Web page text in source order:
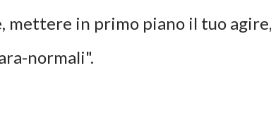
mettere in primo piano il tuo
normali".